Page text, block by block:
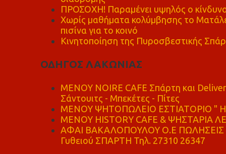
ΠΡΟΣΟΧΗ! Παραμένει υψηλός ο
Χωρίς μαθήματα κολύμβησης το
πισίνα για το κοινό
Κινητοποίηση της Πυροσβεστικής
ΟΔΗΓΟΣ ΛΑΚΩΝΙΑΣ
MENOY NOIRE CAFE Σπάρτη και
Σάντουιτς - Μπεκέτες - Πίτες
ΜΕΝΟΥ ΨΗΤΟΠΩΛΕΙΟ ΕΣΤΙΑΤΟΡΙΟ "
ΜΕΝΟΥ HISTORY CAFE & ΨΗΣΤΑΡΙΑ
ΑΦΑΙ ΒΑΚΑΛΟΠΟΥΛΟΥ Ο.Ε ΠΩΛΗΣΕΙΣ
Γυθειού ΣΠΑΡΤΗ Τηλ. 27310 26347